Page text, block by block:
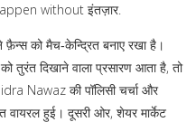
without इंतज़ार.
को मैच‑केन्द्रित बनाए रखा है।
तुरंत दिखाने वाला प्रसारण आता है, तो
Nawaz की पॉलिसी चर्चा और
वायरल हुई। दूसरी ओर, शेयर मार्केट